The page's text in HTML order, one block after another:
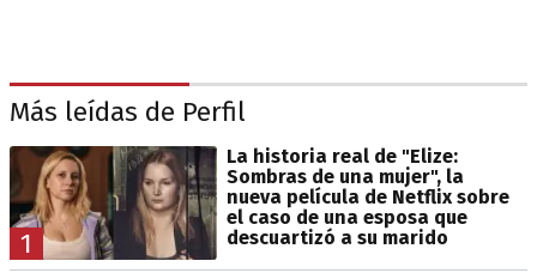
Más leídas de Perfil
1
La historia real de "Elize:
Sombras de una mujer", la
nueva película de Netflix sobre
el caso de una esposa que
descuartizó a su marido